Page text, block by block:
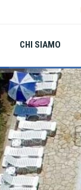
CHI SIAMO